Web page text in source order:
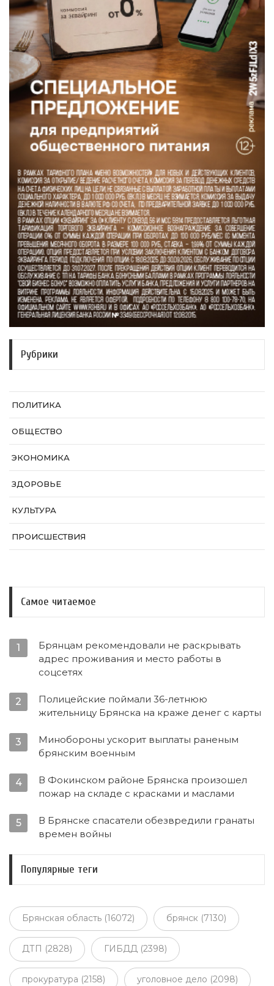
Рубрики
ПОЛИТИКА
ОБЩЕСТВО
ЭКОНОМИКА
ЗДОРОВЬЕ
КУЛЬТУРА
ПРОИСШЕСТВИЯ
Самое читаемое
1
Брянцам рекомендовали не раскрывать
адрес проживания и место работы в
соцсетях
2
Полицейские поймали 36-летнюю
жительницу Брянска на краже денег с карты
3
Минобороны ускорит выплаты раненым
брянским военным
4
В Фокинском районе Брянска произошел
пожар на складе с красками и маслами
5
В Брянске спасатели обезвредили гранаты
времен войны
Популярные теги
Брянская область (16072) брянск (7130)
ДТП (2828) ГИБДД (2398)
прокуратура (2158) уголовное дело (2098)